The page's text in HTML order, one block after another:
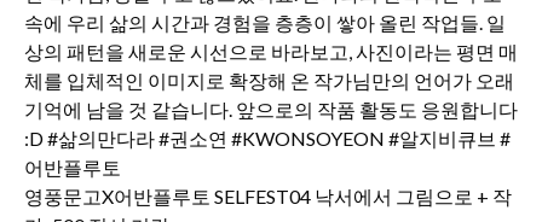
영풍문고X어반플루토 SELFEST04 낙서에서 그림으로 + 작